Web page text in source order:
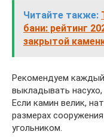
Читайте также:
бани: рейтинг
закрытой
Рекомендуем
выкладывать
Если камин велик,
размерах
угольником.